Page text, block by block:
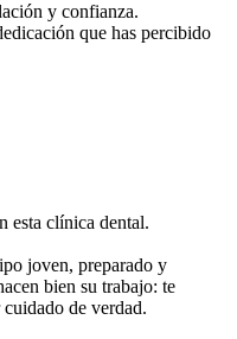
y confianza.
que has percibido
esta clínica dental.
joven, preparado y
bien su trabajo: te
de verdad.